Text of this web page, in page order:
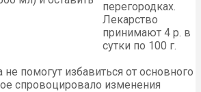
перегородках.
Лекарство
принимают 4 р. в
сутки по 100 г.
помогут избавиться от основного
спровоцировало изменения